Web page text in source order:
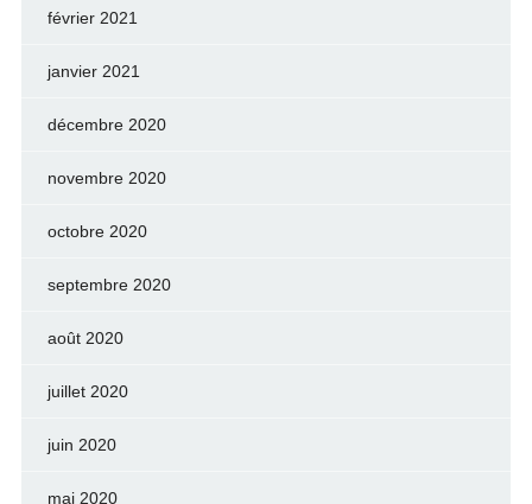
février 2021
janvier 2021
décembre 2020
novembre 2020
octobre 2020
septembre 2020
août 2020
juillet 2020
juin 2020
mai 2020